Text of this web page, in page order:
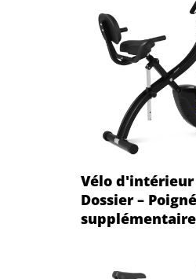
Vélo d'intérieur
Dossier –